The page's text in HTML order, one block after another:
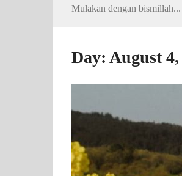
Mulakan dengan bismillah...
Day: August 4,